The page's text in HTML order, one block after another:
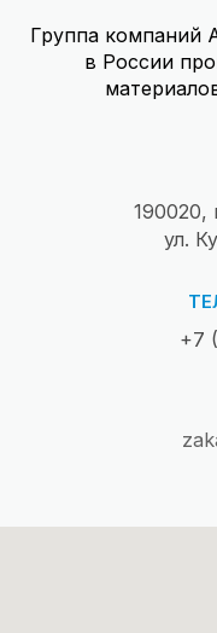
Группа
в России
190020,
ул.
+7